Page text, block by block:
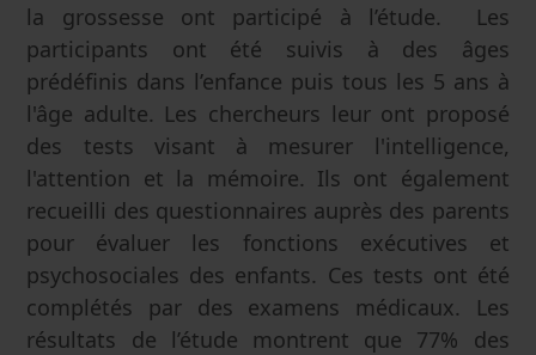
la grossesse ont participé à l’étude. Les
participants ont été suivis à des âges
prédéfinis dans l’enfance puis tous les 5 ans à
l'âge adulte. Les chercheurs leur ont proposé
des tests visant à mesurer l'intelligence,
l'attention et la mémoire. Ils ont également
recueilli des questionnaires auprès des parents
pour évaluer les fonctions exécutives et
psychosociales des enfants. Ces tests ont été
complétés par des examens médicaux. Les
résultats de l’étude montrent que 77% des